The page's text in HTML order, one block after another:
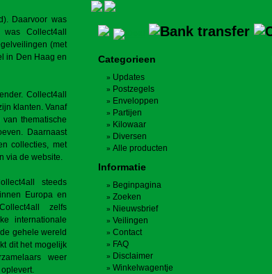
Daarvoor was
Collect4all
(met
in Den Haag en
Collect4all
klanten. Vanaf
thematische
Daarnaast
collecties, met
via de website.
steeds
Europa en
zelfs
internationale
gehele wereld
dit het mogelijk
weer
Categorieen
Updates
Postzegels
Enveloppen
Partijen
Kilowaar
Diversen
Alle producten
Informatie
Beginpagina
Zoeken
Nieuwsbrief
Veilingen
Contact
FAQ
Disclaimer
Winkelwagentje